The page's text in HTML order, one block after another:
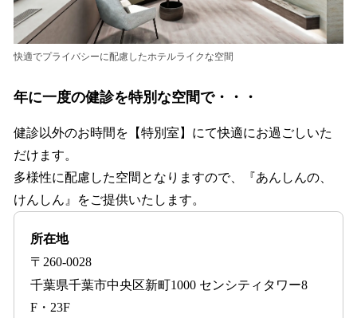
快適でプライバシーに配慮したホテルライクな空間
年に一度の健診を特別な空間で・・・
健診以外のお時間を【特別室】にて快適にお過ごしいた
だけます。
多様性に配慮した空間となりますので、『あんしんの、
けんしん』をご提供いたします。
所在地
〒260‐0028
千葉県千葉市中央区新町1000 センシティタワー8
F・23F